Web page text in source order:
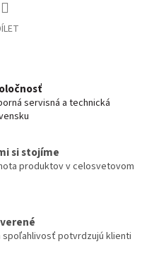
servisná a technická
si stojíme
produktov v celosvetovom
spoľahlivosť potvrdzujú klienti